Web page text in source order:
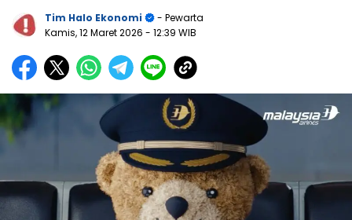
Tim Halo Ekonomi
- Pewarta
Kamis, 12 Maret 2026 - 12:39 WIB